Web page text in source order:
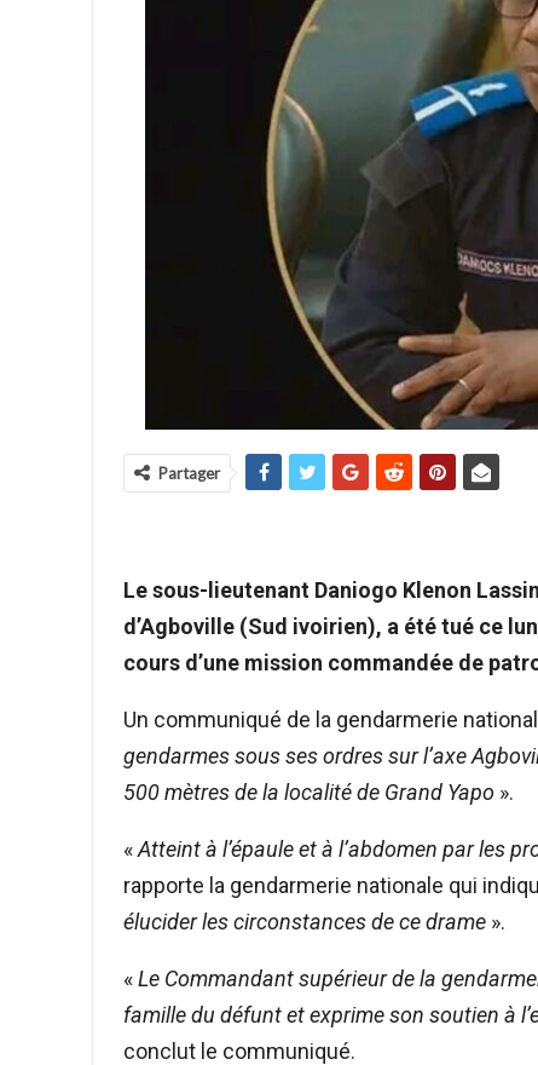
Partager
Le sous-lieutenant Daniogo Klenon
d’Agboville (Sud ivoirien), a été tué ce
cours d’une mission commandée de
Un communiqué de la gendarmerie
gendarmes sous ses ordres sur l’axe
500 mètres de la localité de Grand Yapo ».
«Atteint à l’épaule et à l’abdomen par les
rapporte la gendarmerie nationale qui
élucider les circonstances de ce drame ».
«Le Commandant supérieur de la
famille du défunt et exprime son soutien à
conclut le communiqué.